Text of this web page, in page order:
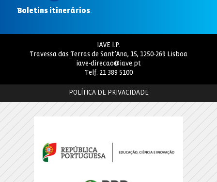
Boletins itinerários.
IAVE I.P.
Travessa das Terras de Sant’Ana, 15, 1250-269 Lisboa
iave-direcao@iave.pt
Telf. 21 389 5100
POLÍTICA DE PRIVACIDADE